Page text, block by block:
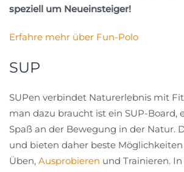
speziell um Neueinsteiger!
Erfahre mehr über Fun-Polo
SUP
SUPen verbindet Naturerlebnis mit
man dazu braucht ist ein SUP-Board,
Spaß an der Bewegung in der Natur.
und bieten daher beste
Üben, Ausprobieren und Trainieren.